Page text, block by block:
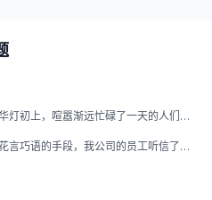
灯初上，喧嚣渐远忙碌了一天的人们渐
言巧语的手段，我公司的员工听信了他